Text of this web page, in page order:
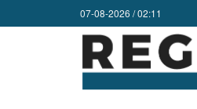
07-08-2026 / 02:11